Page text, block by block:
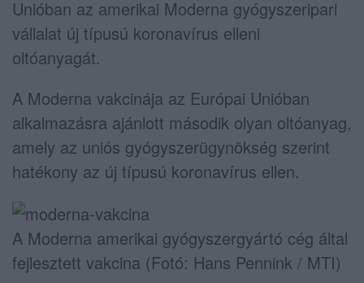
Unióban az amerikai Moderna gyógyszeripari
vállalat új típusú koronavírus elleni
oltóanyagát.
A Moderna vakcinája az Európai Unióban
alkalmazásra ajánlott második olyan oltóanyag,
amely az uniós gyógyszerügynökség szerint
hatékony az új típusú koronavírus ellen.
A Moderna amerikai gyógyszergyártó cég által
fejlesztett vakcina (Fotó: Hans Pennink / MTI)